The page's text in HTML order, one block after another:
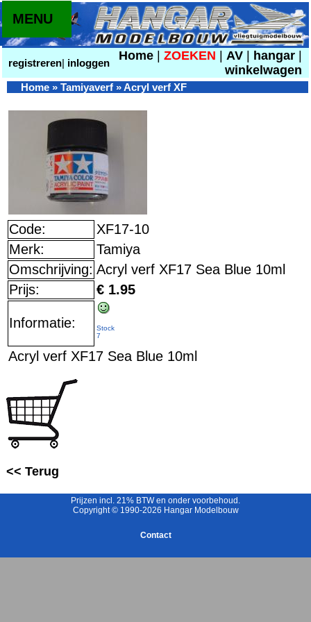
registreren| inloggen
Home ZOEKEN AV hangar
winkelwagen
MENU
Home » Tamiyaverf »Acryl verf XF
Code:
XF17-10
Merk:
Tamiya
Omschrijving: Acryl verf XF17 Sea Blue 10ml
Prijs:
€ 1.95
Informatie:
Stock
7
Acryl verf XF17 Sea Blue 10ml
<< Terug
Prijzen incl. 21% BTW en onder voorbehoud.
Copyright © 1990-2026 Hangar Modelbouw
Contact